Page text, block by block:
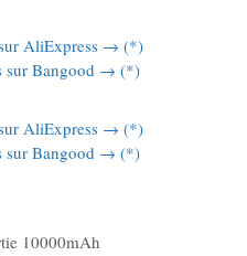
AliExpress → (*)
sur Bangood → (*)
AliExpress → (*)
sur Bangood → (*)
10000mAh